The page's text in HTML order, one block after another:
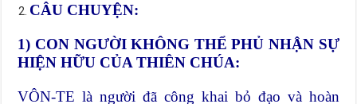
CÂU CHUYỆN:
1) CON NGƯỜI KHÔNG THỂ PHỦ NHẬN SỰ
HIỆN HỮU CỦA THIÊN CHÚA:
VÔN-TE là người đã công khai bỏ đạo và hoàn